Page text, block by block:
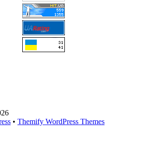
• Themify WordPress Themes